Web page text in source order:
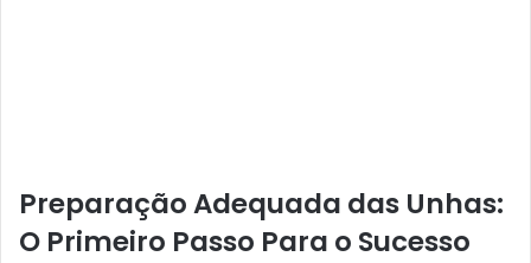
Preparação Adequada das Unhas:
O Primeiro Passo Para o Sucesso